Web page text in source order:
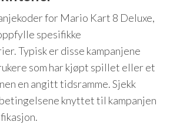
for Mario Kart 8 Deluxe,
spesifikke
Typisk er disse kampanjene
som har kjøpt spillet eller et
en angitt tidsramme. Sjekk
knyttet til kampanjen